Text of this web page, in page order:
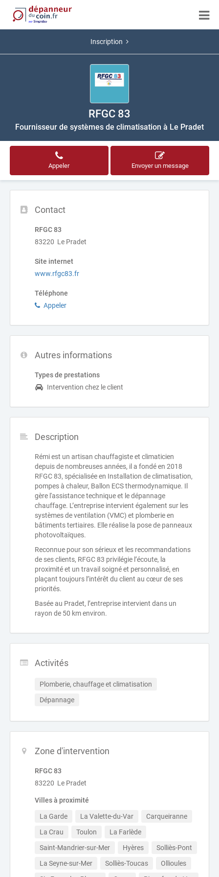
Inscription
RFGC 83
Fournisseur de systèmes de climatisation à Le Pradet
Appeler Envoyer un message
Contact
RFGC 83
83220 Le Pradet
Site internet
www.rfgc83.fr
Téléphone
Appeler
Autres informations
Types de prestations
Intervention chez le client
Description
Rémi est un artisan chauffagiste et climaticien
depuis de nombreuses années, il a fondé en 2018
RFGC 83, spécialisée en Installation de climatisation,
pompes à chaleur, Ballon ECS thermodynamique. Il
gère l'assistance technique et le dépannage
chauffage. L’entreprise intervient également sur les
systèmes de ventilation (VMC) et plomberie en
bâtiments tertiaires. Elle réalise la pose de panneaux
photovoltaïques.
Reconnue pour son sérieux et les recommandations
de ses clients, RFGC 83 privilégie l’écoute, la
proximité et un travail soigné et personnalisé, en
plaçant toujours l’intérêt du client au cœur de ses
priorités.
Basée au Pradet, l’entreprise intervient dans un
rayon de 50 km environ.
Activités
Plomberie, chauffage et climatisation
Dépannage
Zone d'intervention
RFGC 83
83220 Le Pradet
Villes à proximité
La Garde La Valette-du-Var
Carqueiranne
La Crau
Toulon
La Farlède
Saint-Mandrier-sur-Mer
Hyères
Solliès-Pont
La Seyne-sur-Mer
Solliès-Toucas
Ollioules